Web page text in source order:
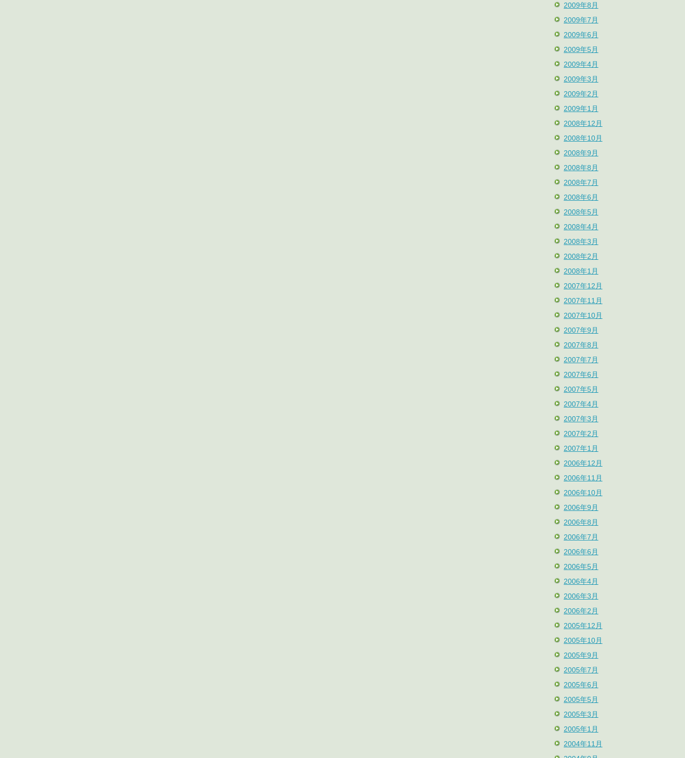
2009年8月
2009年7月
2009年6月
2009年5月
2009年4月
2009年3月
2009年2月
2009年1月
2008年12月
2008年10月
2008年9月
2008年8月
2008年7月
2008年6月
2008年5月
2008年4月
2008年3月
2008年2月
2008年1月
2007年12月
2007年11月
2007年10月
2007年9月
2007年8月
2007年7月
2007年6月
2007年5月
2007年4月
2007年3月
2007年2月
2007年1月
2006年12月
2006年11月
2006年10月
2006年9月
2006年8月
2006年7月
2006年6月
2006年5月
2006年4月
2006年3月
2006年2月
2005年12月
2005年10月
2005年9月
2005年7月
2005年6月
2005年5月
2005年3月
2005年1月
2004年11月